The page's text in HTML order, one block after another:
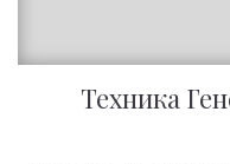
Техника